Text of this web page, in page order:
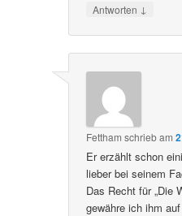
Antworten ↓
Fettham schriebam
Er erzählt schon
lieber bei seinem
Das Recht für „Die
gewähre ich ihm